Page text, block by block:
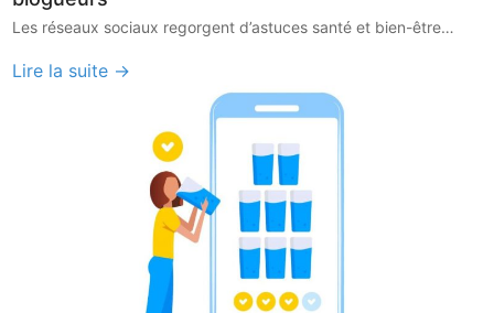
Les réseaux sociaux regorgent d’astuces santé et bien-être…
Lire la suite →